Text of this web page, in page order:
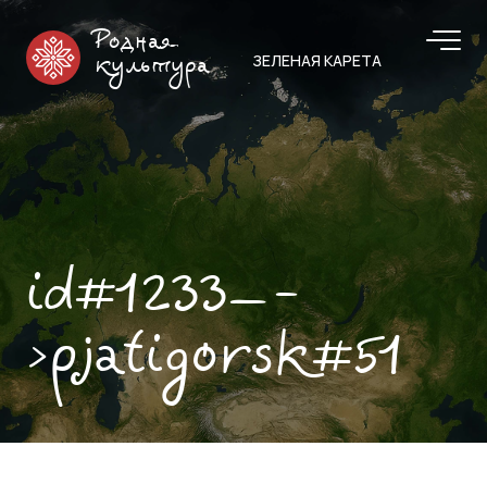
Родная
культура
ЗЕЛЕНАЯ КАРЕТА
id#1233—-
>pjatigorsk#51